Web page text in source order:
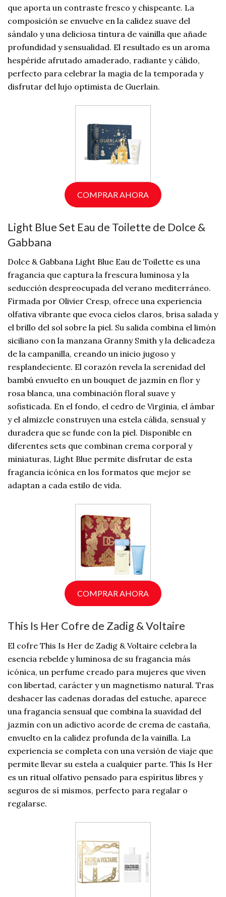
que aporta un contraste fresco y chispeante. La
composición se envuelve en la calidez suave del
sándalo y una deliciosa tintura de vainilla que añade
profundidad y sensualidad. El resultado es un aroma
hespéride afrutado amaderado, radiante y cálido,
perfecto para celebrar la magia de la temporada y
disfrutar del lujo optimista de Guerlain.
COMPRAR AHORA
Light Blue Set Eau de Toilette de Dolce &
Gabbana
Dolce & Gabbana Light Blue Eau de Toilette es una
fragancia que captura la frescura luminosa y la
seducción despreocupada del verano mediterráneo.
Firmada por Olivier Cresp, ofrece una experiencia
olfativa vibrante que evoca cielos claros, brisa salada y
el brillo del sol sobre la piel. Su salida combina el limón
siciliano con la manzana Granny Smith y la delicadeza
de la campanilla, creando un inicio jugoso y
resplandeciente. El corazón revela la serenidad del
bambú envuelto en un bouquet de jazmín en flor y
rosa blanca, una combinación floral suave y
sofisticada. En el fondo, el cedro de Virginia, el ámbar
y el almizcle construyen una estela cálida, sensual y
duradera que se funde con la piel. Disponible en
diferentes sets que combinan crema corporal y
miniaturas, Light Blue permite disfrutar de esta
fragancia icónica en los formatos que mejor se
adaptan a cada estilo de vida.
COMPRAR AHORA
This Is Her Cofre de Zadig & Voltaire
El cofre This Is Her de Zadig & Voltaire celebra la
esencia rebelde y luminosa de su fragancia más
icónica, un perfume creado para mujeres que viven
con libertad, carácter y un magnetismo natural. Tras
deshacer las cadenas doradas del estuche, aparece
una fragancia sensual que combina la suavidad del
jazmín con un adictivo acorde de crema de castaña,
envuelto en la calidez profunda de la vainilla. La
experiencia se completa con una versión de viaje que
permite llevar su estela a cualquier parte. This Is Her
es un ritual olfativo pensado para espíritus libres y
seguros de sí mismos, perfecto para regalar o
regalarse.